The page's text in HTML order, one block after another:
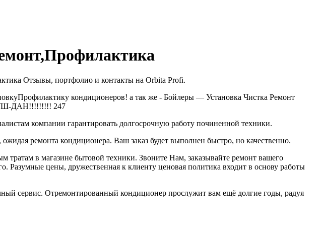
Отзывы, портфолио и контакты на Orbita Profi.
кондиционеров! а так же - Бойлеры — Установка Чистка Ремонт
ДАН!!!!!!!!! 247
компании гарантировать долгосрочную работу починенной техники.
ремонта кондиционера. Ваш заказ будет выполнен быстро, но качественно.
тратам в магазине бытовой техники. Звоните Нам, заказывайте ремонт вашего
Разумные цены, дружественная к клиенту ценовая политика входит в основу работы
сервис. Отремонтированный кондиционер прослужит вам ещё долгие годы, радуя